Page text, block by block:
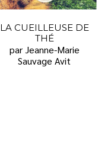
LA CUEILLEUSE DE
THÉ
par Jeanne-Marie
Sauvage Avit